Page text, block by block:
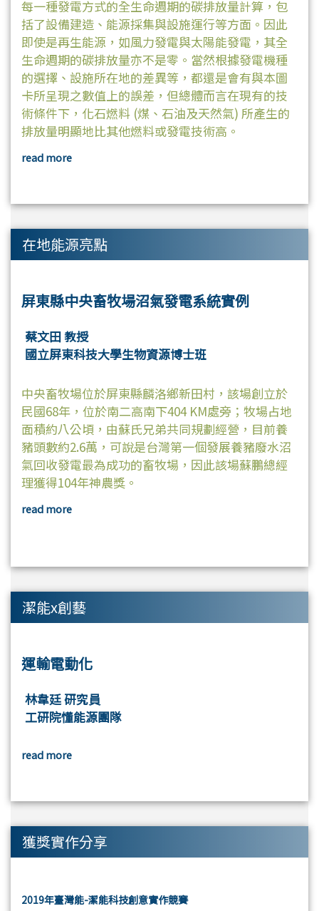
每一種發電方式的全生命週期的碳排放量計算，包
括了設備建造、能源採集與設施運行等方面。因此
即使是再生能源，如風力發電與太陽能發電，其全
生命週期的碳排放量亦不是零。當然根據發電機種
的選擇、設施所在地的差異等，都還是會有與本圖
卡所呈現之數值上的誤差，但總體而言在現有的技
術條件下，化石燃料 (煤、石油及天然氣) 所產生的
排放量明顯地比其他燃料或發電技術高。
read more
在地能源亮點
屏東縣中央畜牧場沼氣發電系統實例
蔡文田 教授
國立屏東科技大學生物資源博士班
中央畜牧場位於屏東縣麟洛鄉新田村，該場創立於
民國68年，位於南二高南下404 KM處旁；牧場占地
面積約八公頃，由蘇氏兄弟共同規劃經營，目前養
豬頭數約2.6萬，可說是台灣第一個發展養豬廢水沼
氣回收發電最為成功的畜牧場，因此該場蘇鵬總經
理獲得104年神農獎。
read more
潔能x創藝
運輸電動化
林韋廷 研究員
工研院懂能源團隊
read more
獲獎實作分享
2019年臺灣能-潔能科技創意實作競賽